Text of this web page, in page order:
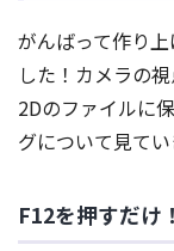
がんばって作り
した！カメラの
2Dのファイルに
グについて見てい
F12を押すだけ！